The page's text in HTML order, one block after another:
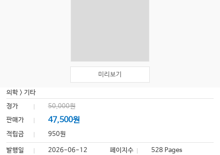
미리보기
의학 >기타
정가
50,000원
판매가
47,500원
적립금 950원
발행일 2026-06-12 페이지수
528 Pages